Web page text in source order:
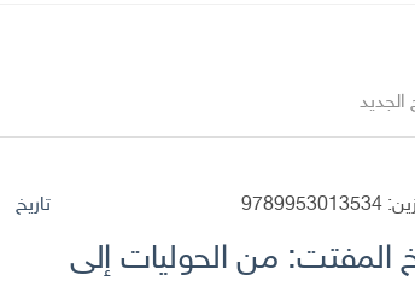
الجديد
9789953013534 تاريخ
المفتت: من الحوليات إلى